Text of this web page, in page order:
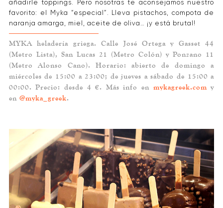
añadirle toppings. Pero nosotras te aconsejamos nuestro
favorito: el Myka “especial”. Lleva pistachos, compota de
naranja amarga, miel, aceite de oliva… ¡y está brutal!
MYKA heladería griega. Calle José Ortega y Gasset 44
(Metro Lista), San Lucas 21 (Metro Colón) y Ponzano 11
(Metro Alonso Cano). Horario: abierto de domingo a
miércoles de 15:00 a 23:00; de jueves a sábado de 15:00 a
00:00. Precio: desde 4 €. Más info en mykagreek.comy
en @myka_greek.